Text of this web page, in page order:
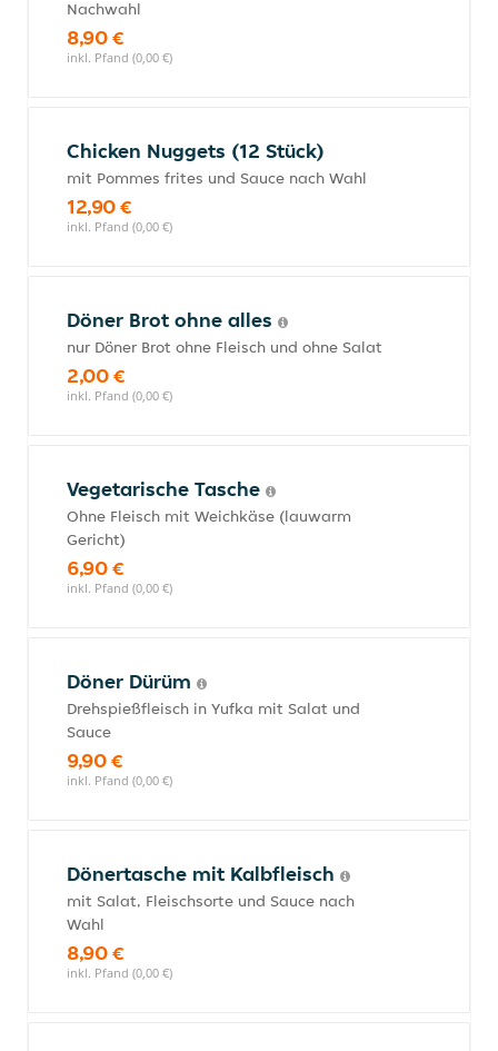
Nachwahl
8,90 €
inkl. Pfand (0,00 €)
Chicken Nuggets (12 Stück)
mit Pommes frites und Sauce nach Wahl
12,90 €
inkl. Pfand (0,00 €)
Döner Brot ohne alles
nur Döner Brot ohne Fleisch und ohne Salat
2,00 €
inkl. Pfand (0,00 €)
Vegetarische Tasche
Ohne Fleisch mit Weichkäse (lauwarm
Gericht)
6,90 €
inkl. Pfand (0,00 €)
Döner Dürüm
Drehspießfleisch in Yufka mit Salat und
Sauce
9,90 €
inkl. Pfand (0,00 €)
Dönertasche mit Kalbfleisch
mit Salat, Fleischsorte und Sauce nach
Wahl
8,90 €
inkl. Pfand (0,00 €)